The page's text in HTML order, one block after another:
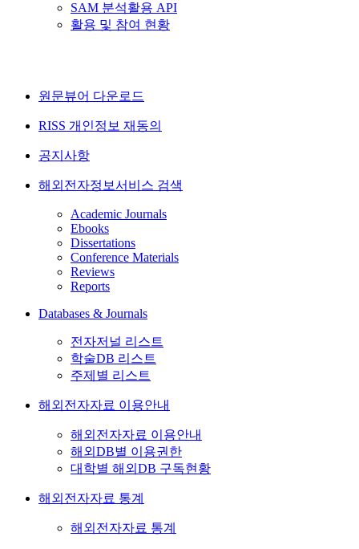
SAM 분석활용 API
활용 및 참여 현황
원문뷰어 다운로드
RISS 개인정보 재동의
공지사항
해외전자정보서비스 검색
Academic Journals
Ebooks
Dissertations
Conference Materials
Reviews
Reports
Databases & Journals
전자저널 리스트
학술DB 리스트
주제별 리스트
해외전자자료 이용안내
해외전자자료 이용안내
해외DB별 이용권한
대학별 해외DB 구독현황
해외전자자료 통계
해외전자자료 통계